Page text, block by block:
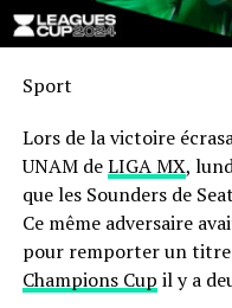
Sport
Lors de la victoire
UNAM deLIGA MX,
que les Sounders de
Ce même adversaire
pour remporter un
Champions Cup il y a